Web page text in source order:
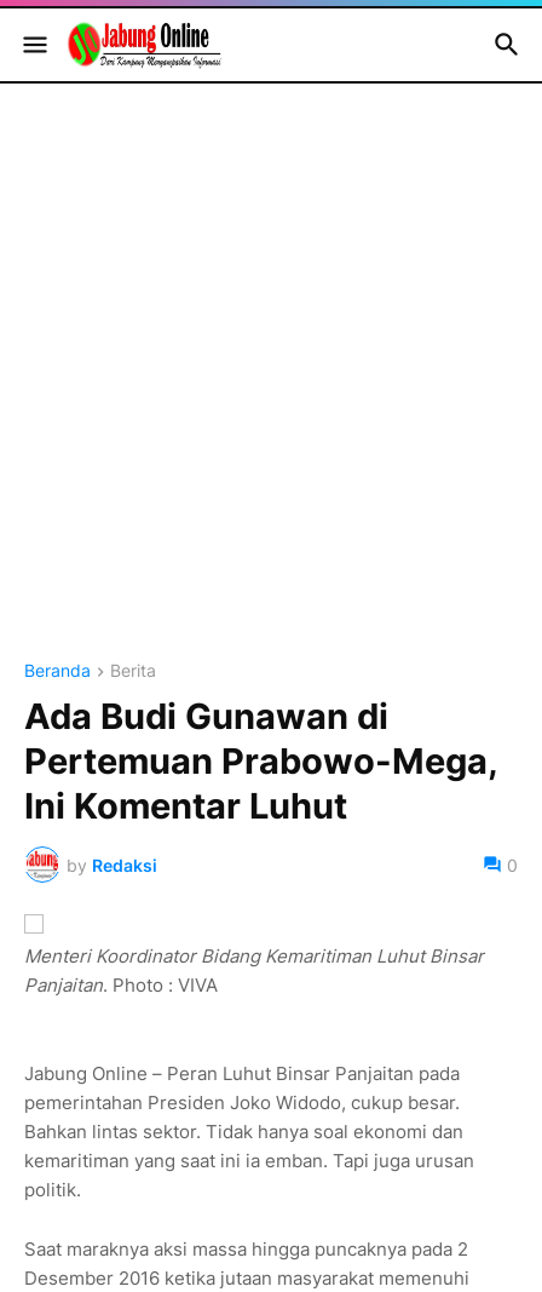
Beranda Berita
Ada Budi Gunawan di
Pertemuan Prabowo-Mega,
Ini Komentar Luhut
by Redaksi 0
Menteri Koordinator Bidang Kemaritiman Luhut Binsar
Panjaitan. Photo : VIVA
Jabung Online – Peran Luhut Binsar Panjaitan pada
pemerintahan Presiden Joko Widodo, cukup besar.
Bahkan lintas sektor. Tidak hanya soal ekonomi dan
kemaritiman yang saat ini ia emban. Tapi juga urusan
politik.
Saat maraknya aksi massa hingga puncaknya pada 2
Desember 2016 ketika jutaan masyarakat memenuhi